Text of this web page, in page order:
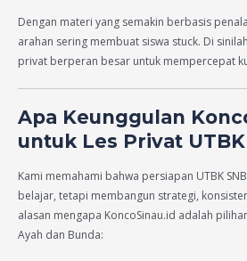
Dengan materi yang semakin berbasis
arahan sering membuat siswa stuck. Di
privat berperan besar untuk mempercepat
Apa Keunggulan
untuk Les Privat UTBK
Kami memahami bahwa persiapan UTBK
belajar, tetapi membangun strategi,
alasan mengapa KoncoSinau.id adalah
Ayah dan Bunda: